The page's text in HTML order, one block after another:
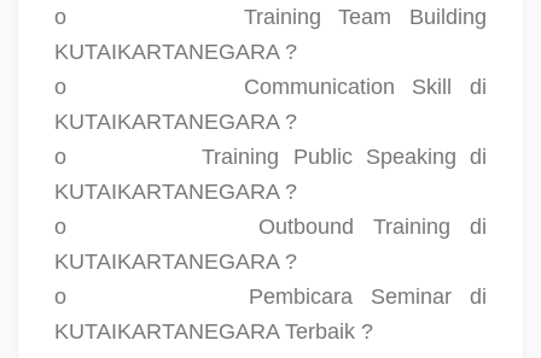
o
Training Team Building
KUTAIKARTANEGARA ?
o
Communication Skill di
KUTAIKARTANEGARA ?
o
Training Public Speaking di
KUTAIKARTANEGARA ?
o
Outbound Training di
KUTAIKARTANEGARA ?
o
Pembicara Seminar di
KUTAIKARTANEGARA Terbaik ?